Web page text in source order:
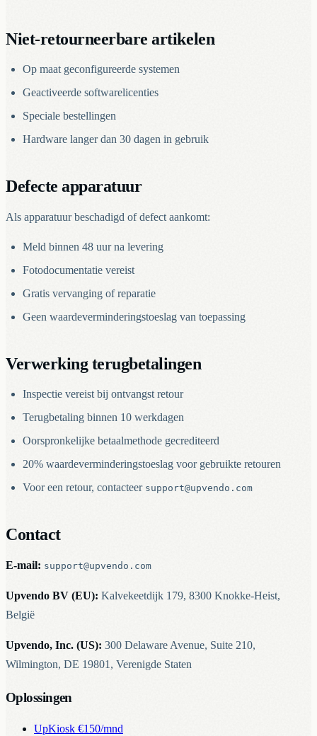
Niet-retourneerbare artikelen
Op maat geconfigureerde systemen
Geactiveerde softwarelicenties
Speciale bestellingen
Hardware langer dan 30 dagen in gebruik
Defecte apparatuur
Als apparatuur beschadigd of defect aankomt:
Meld binnen 48 uur na levering
Fotodocumentatie vereist
Gratis vervanging of reparatie
Geen waardeverminderingstoeslag van toepassing
Verwerking terugbetalingen
Inspectie vereist bij ontvangst retour
Terugbetaling binnen 10 werkdagen
Oorspronkelijke betaalmethode gecrediteerd
20% waardeverminderingstoeslag voor gebruikte retouren
Voor een retour, contacteer support@upvendo.com
Contact
E-mail: support@upvendo.com
Upvendo BV (EU): Kalvekeetdijk 179, 8300 Knokke-Heist,
België
Upvendo, Inc. (US): 300 Delaware Avenue, Suite 210,
Wilmington, DE 19801, Verenigde Staten
Oplossingen
UpKiosk €150/mnd